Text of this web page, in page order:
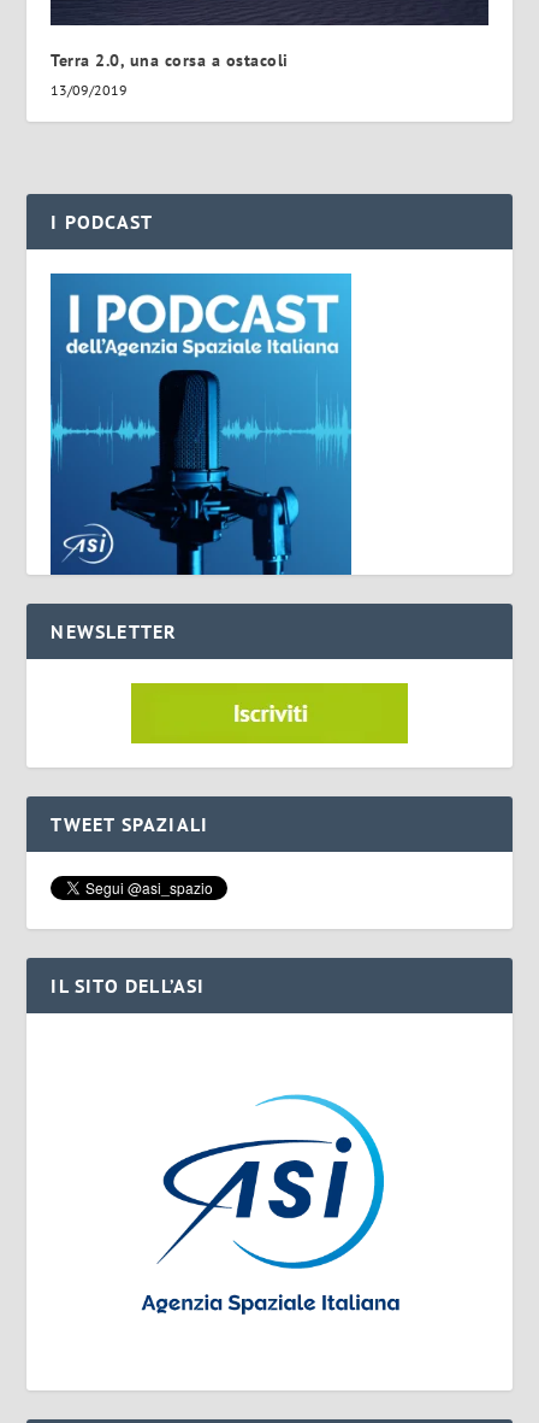
Terra 2.0, una corsa a ostacoli
13/09/2019
I PODCAST
NEWSLETTER
TWEET SPAZIALI
IL SITO DELL’ASI